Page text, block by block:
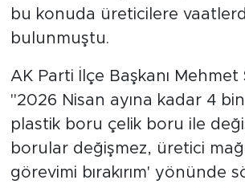
bu konuda üreticilere
bulunmuştu.
AK Parti İlçe Başkanı Mehmet
"2026 Nisan ayına kadar 4
plastik boru çelik boru ile
borular değişmez, üretici
görevimi bırakırım' yönünde